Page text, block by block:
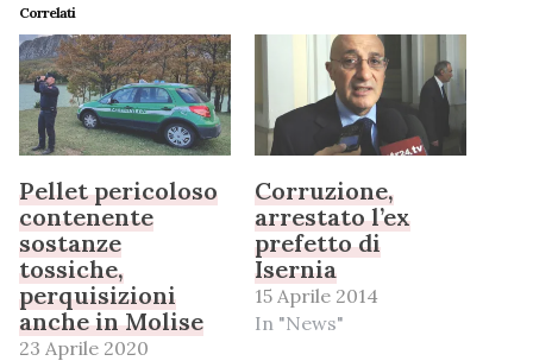
Correlati
Pellet pericoloso
contenente
sostanze
tossiche,
perquisizioni
anche in Molise
23 Aprile 2020
Corruzione,
arrestato l’ex
prefetto di
Isernia
15 Aprile 2014
In "News"